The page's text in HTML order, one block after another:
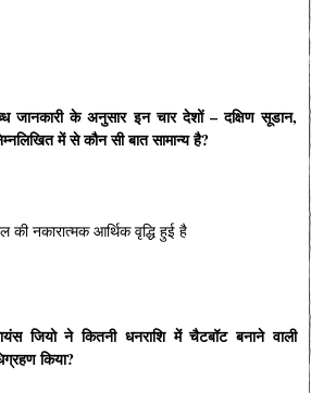
जानकारी के अनुसार इन चार देशों – दक्षिण सूडान,
में से कौन सी बात सामान्य है?
नकारात्मक आर्थिक वृद्धि हुई है
जियो ने कितनी धनराशि में चैटबॉट बनाने वाली
किया?